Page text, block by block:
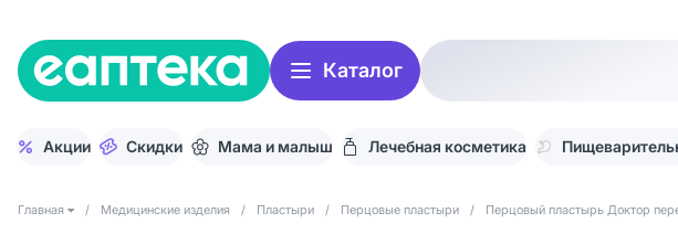
Каталог
Акции Скидки Мама и малыш Лечебная косметика
Главная / Медицинские изделия / Пластыри / Перцовые пластыри / Перцовый пластырь Доктор